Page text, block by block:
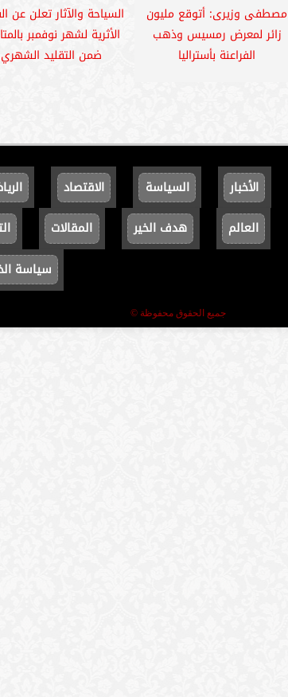
مصطفى وزيرى: أتوقع مليون
زائر لمعرض رمسيس وذهب
الفراعنة بأستراليا
السياحة والآثار تعلن عن
الأثرية لشهر نوفمبر
ضمن التقليد الشهري
الأخبار السياسة الاقتصاد
العالم
هدف الخير المقالات
سياسة
جميع الحقوق محفوظة ©